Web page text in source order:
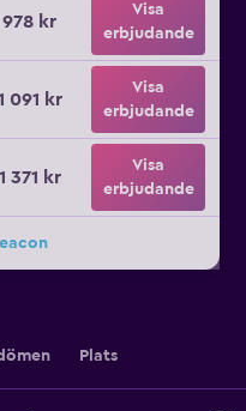
978 kr
Visa
erbjudande
091 kr
Visa
erbjudande
1 371 kr
Visa
erbjudande
Plats